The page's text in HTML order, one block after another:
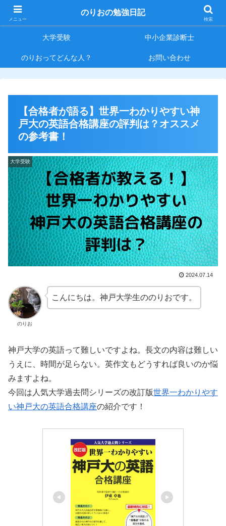
大学受験 中小企業診断士
のりおってどんな人？ お問い合わせ
【合格者が語る】世界一わかりやすい神
戸大の英語合格講座の評判は？オススメ
の参考書！
大学受験
2024.07.14
のりお
こんにちは。神戸大学生ののりおです。
神戸大学の英語って難しいですよね。長文の内容は難しい
うえに、時間が足らない。英作文もどうすれば良いのか悩
みますよね。
今回は人気大学過去問シリーズの改訂版世界一わかりやす
い神戸大の英語合格講座の紹介です！
メニュー
のりおの勉強日記
検索